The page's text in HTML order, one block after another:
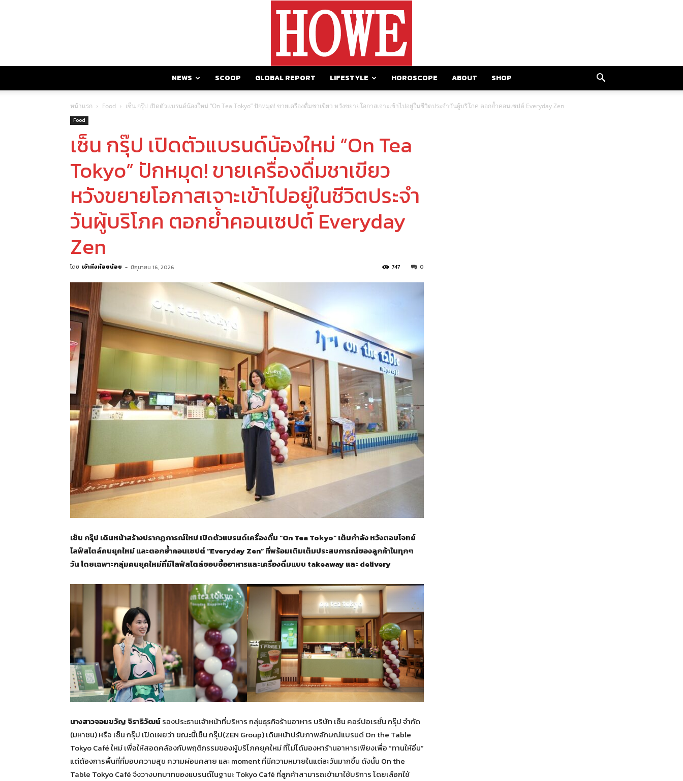
NEWS SCOOP GLOBAL REPORT LIFESTYLE HOROSCOPE ABOUT SHOP
หน้าแรก Food เซ็น กรุ๊ป เปิดตัวแบรนด์น้องใหม่ “On Tea Tokyo” ปักหมุด! ขายเครื่องดื่มชาเขียว หวังขยายโอกาสเจาะเข้าไปอยู่ในชีวิตประจำวันผู้บริโภค ตอกย้ำคอนเซปต์ Everyday Zen
Food
เซ็น กรุ๊ป เปิดตัวแบรนด์น้องใหม่ “On Tea
Tokyo” ปักหมุด! ขายเครื่องดื่มชาเขียว
หวังขยายโอกาสเจาะเข้าไปอยู่ในชีวิตประจำ
วันผู้บริโภค ตอกย้ำคอนเซปต์ Everyday
Zen
โดย เจ้าหิ่งห้อยน้อย - มิถุนายน 16, 2026 0
747
เซ็น กรุ๊ป เดินหน้าสร้างปรากฏการณ์ใหม่ เปิดตัวแบรนด์เครื่องดื่ม “On Tea Tokyo” เต็มกำลัง หวังตอบโจทย์
ไลฟ์สไตล์คนยุคใหม่ และตอกย้ำคอนเซปต์ “Everyday Zen” ที่พร้อมเติมเต็มประสบการณ์ของลูกค้าในทุกๆ
วัน โดยเฉพาะกลุ่มคนยุคใหม่ที่มีไลฟ์สไตล์ชอบซื้ออาหารและเครื่องดื่มแบบ takeaway และ delivery
นางสาวจอมขวัญ จิราธิวัฒน์รองประธานเจ้าหน้าที่บริหาร กลุ่มธุรกิจร้านอาหาร บริษัท เซ็น คอร์ปอเรชั่น กรุ๊ป จำกัด
(มหาชน) หรือ เซ็น กรุ๊ป เปิดเผยว่า ขณะนี้เซ็น กรุ๊ป(ZEN Group) เดินหน้าปรับภาพลักษณ์แบรนด์ On the Table
Tokyo Café ใหม่ เพื่อให้สอดคล้องกับพฤติกรรมของผู้บริโภคยุคใหม่ ที่ไม่ได้มองหาร้านอาหารเพียงเพื่อ “ทานให้อิ่ม”
แต่ต้องการพื้นที่ที่มอบความสุข ความผ่อนคลาย และ moment ที่มีความหมายในแต่ละวันมากขึ้น ดังนั้น On the
Table Tokyo Café จึงวางบทบาทของแบรนด์ในฐานะ Tokyo Café ที่ลูกค้าสามารถเข้ามาใช้บริการ โดยเลือกใช้